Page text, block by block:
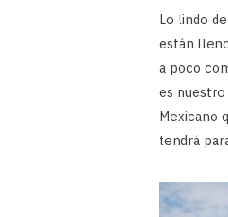
Lo lindo
están
a poco
es
Mexicano
tendrá